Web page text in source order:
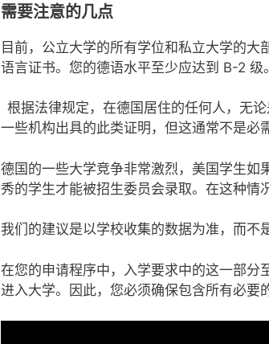
需要注意的几点
目前，公立大学的所有学位和私立大学的
语言证书。您的德语水平至少应达到 B-2 级
根据法律规定，在德国居住的任何人，无
一些机构出具的此类证明，但这通常不是必
德国的一些大学竞争非常激烈，美国学生
秀的学生才能被招生委员会录取。在这种情
我们的建议是以学校收集的数据为准，而不
在您的申请程序中，入学要求中的这一部分
进入大学。因此，您必须确保包含所有必要